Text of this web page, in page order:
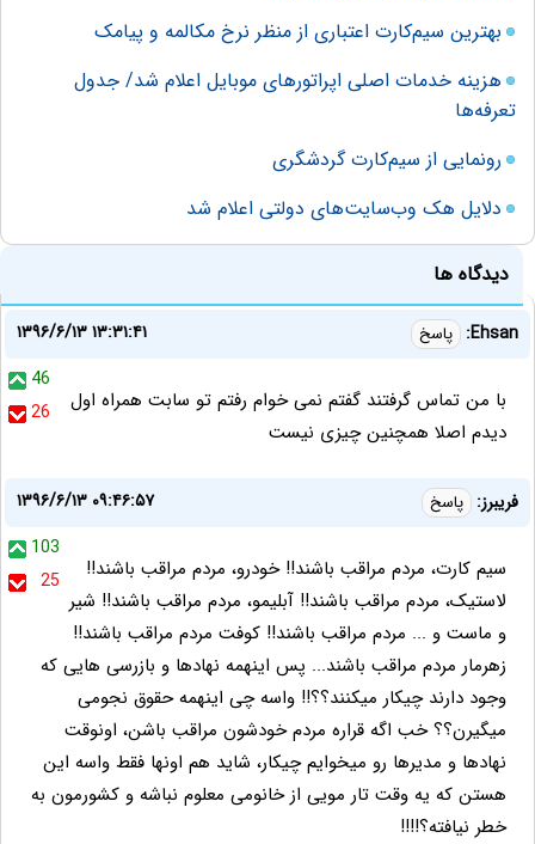
بهترین سیم‌کارت اعتباری از منظر نرخ مکالمه و پیامک
هزینه خدمات اصلی اپراتورهای موبایل اعلام شد/ جدول
تعرفه‌ها
رونمایی از سیم‌کارت گردشگری
دلایل هک وب‌سایت‌های دولتی اعلام شد
دیدگاه ها
Ehsan: پاسخ
۱۳۹۶/۶/۱۳ ۱۳:۳۱:۴۱
46
26
با من تماس گرفتند گفتم نمی خوام رفتم تو سابت همراه اول
دیدم اصلا همچنین چیزی نیست
فریبرز: پاسخ
۱۳۹۶/۶/۱۳ ۰۹:۴۶:۵۷
103
25
سیم کارت، مردم مراقب باشند!! خودرو، مردم مراقب باشند!!
لاستیک، مردم مراقب باشند!! آبلیمو، مردم مراقب باشند!! شیر
و ماست و ... مردم مراقب باشند!! کوفت مردم مراقب باشند!!
زهرمار مردم مراقب باشند... پس اینهمه نهادها و بازرسی هایی که
وجود دارند چیکار میکنند؟؟!! واسه چی اینهمه حقوق نجومی
میگیرن؟؟ خب اگه قراره مردم خودشون مراقب باشن، اونوقت
نهادها و مدیرها رو میخوایم چیکار، شاید هم اونها فقط واسه این
هستن که یه وقت تار مویی از خانومی معلوم نباشه و کشورمون به
خطر نیافته؟!!!!